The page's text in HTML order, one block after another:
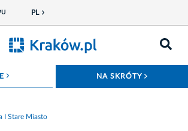
PL
ROZWIŃ MENU NA SKRÓTY
I Stare Miasto